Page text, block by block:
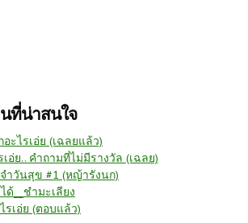
ที่น่าสนใจ
ะไรเอ่ย (เฉลยแล้ว)
เอ่ย.. คำถามที่ไม่มีรางวัล (เฉลย)
ำวันสุข #1 (หญ้ารังนก)
ด้__ชำมะเลียง
รเอ่ย (ตอบแล้ว)